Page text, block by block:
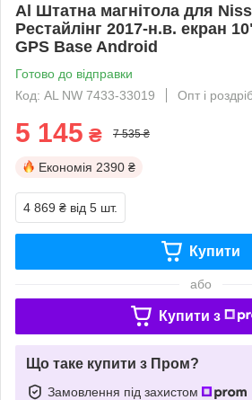
Al Штатна магнітола для
Рестайлінг 2017-н.в. екран
GPS Base Android
Готово до відправки
Код: AL NW 7433-33019
Опт і
5 145 ₴ 7 535 ₴
Економія 2390 ₴
4 869 ₴ від 5 шт.
Купити
або
Купити з
Що таке купити з Пром?
Замовлення під захистом